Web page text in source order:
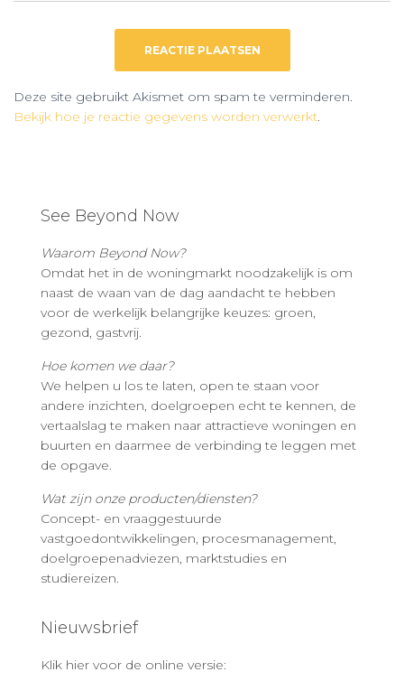
Deze site gebruikt Akismet om spam te verminderen.
Bekijk hoe je reactie gegevens worden verwerkt.
See Beyond Now
Waarom Beyond Now?
Omdat het in de woningmarkt noodzakelijk is om
naast de waan van de dag aandacht te hebben
voor de werkelijk belangrijke keuzes: groen,
gezond, gastvrij.
Hoe komen we daar?
We helpen u los te laten, open te staan voor
andere inzichten, doelgroepen echt te kennen, de
vertaalslag te maken naar attractieve woningen en
buurten en daarmee de verbinding te leggen met
de opgave.
Wat zijn onze producten/diensten?
Concept- en vraaggestuurde
vastgoedontwikkelingen, procesmanagement,
doelgroepenadviezen, marktstudies en
studiereizen.
Nieuwsbrief
Klik hier voor de online versie: